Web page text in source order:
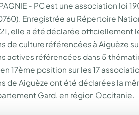
- PC est une association loi
Enregistrée au Répertoire
elle a été déclarée officiellement
de culture référencées à Aiguèze
actives référencées dans 5
17ème position sur les 17
de Aiguèze ont été déclarées la
Gard, en région Occitanie.